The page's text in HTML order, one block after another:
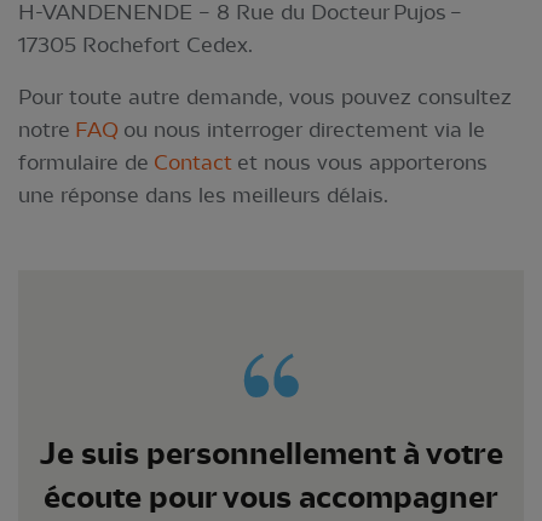
H-VANDENENDE – 8 Rue du Docteur Pujos –
17305 Rochefort Cedex.
Pour toute autre demande, vous pouvez consultez
notre FAQ ou nous interroger directement via le
formulaire de Contact et nous vous apporterons
une réponse dans les meilleurs délais.
Je suis personnellement à votre
écoute pour vous accompagner